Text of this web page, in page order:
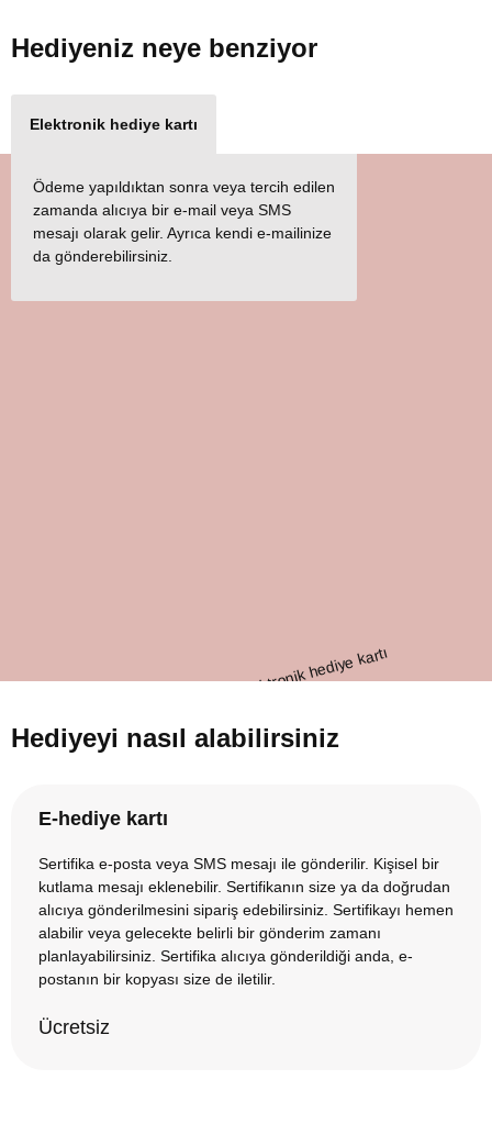
Hediyeniz neye benziyor
Elektronik hediye kartı
Ödeme yapıldıktan sonra veya tercih edilen
zamanda alıcıya bir e-mail veya SMS
mesajı olarak gelir. Ayrıca kendi e-mailinize
da gönderebilirsiniz.
Hediyeyi nasıl alabilirsiniz
E-hediye kartı
Sertifika e-posta veya SMS mesajı ile gönderilir. Kişisel bir
kutlama mesajı eklenebilir. Sertifikanın size ya da doğrudan
alıcıya gönderilmesini sipariş edebilirsiniz. Sertifikayı hemen
alabilir veya gelecekte belirli bir gönderim zamanı
planlayabilirsiniz. Sertifika alıcıya gönderildiği anda, e-
postanın bir kopyası size de iletilir.
Ücretsiz